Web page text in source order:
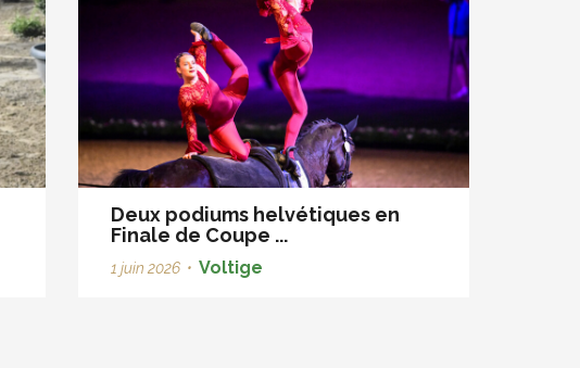
Deux podiums helvétiques en
Finale de Coupe ...
1 juin 2026 • Voltige